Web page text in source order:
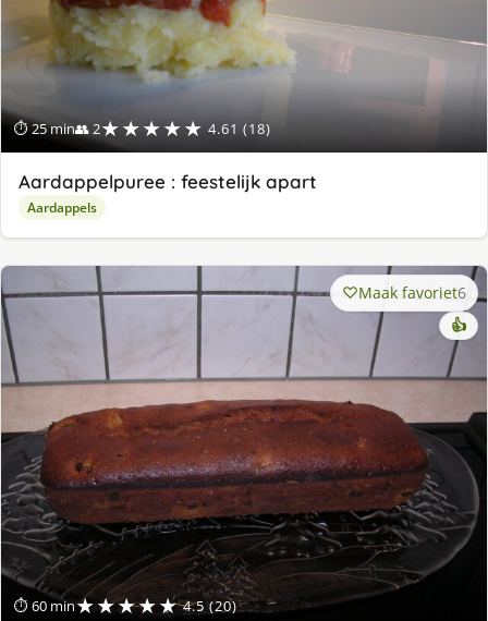
⏱ 25 min👥 2★★★★★ 4.61 (18)
Aardappelpuree : feestelijk apart
Aardappels
⏱ 60 min★★★★★ 4.5 (20)
Maak favoriet6
👍